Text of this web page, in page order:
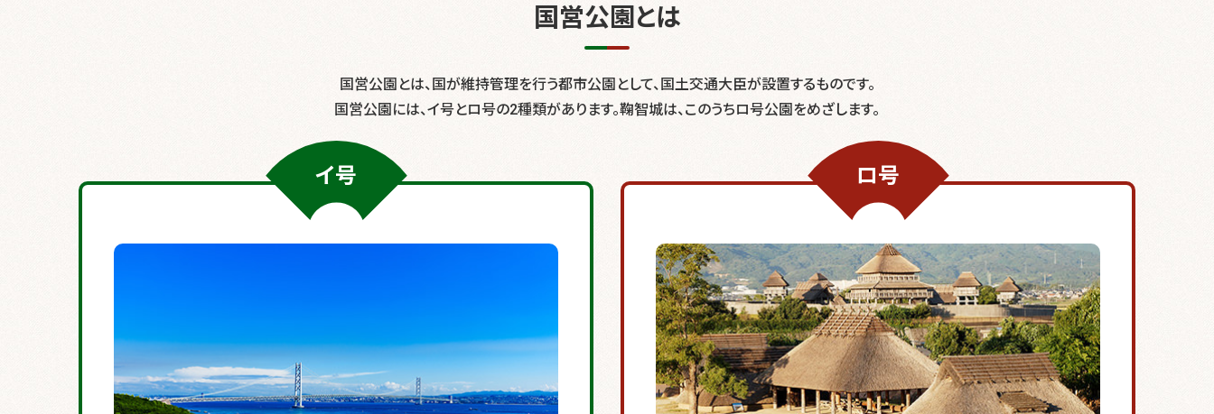
国営公園とは
国営公園とは、国が維持管理を行う都市公園として、国土交通大臣が設置するものです。
国営公園には、イ号とロ号の2種類があります。鞠智城は、このうちロ号公園をめざします。
イ号 ロ号